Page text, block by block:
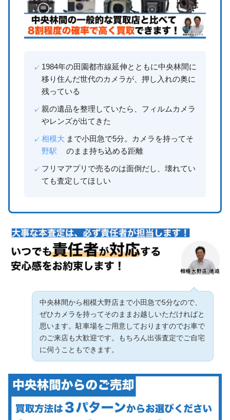
1984年の田園都市線延伸とともに中央林間に
移り住んだ世代のカメラが、押し入れの奥に
残っている
親の遺品を整理していたら、フィルムカメラ
やレンズが出てきた
相模大
野駅
まで小田急で5分。カメラを持ってそ
のまま持ち込める距離
フリマアプリで売るのは面倒だし、壊れてい
ても査定してほしい
中央林間から相模大野店まで小田急で5分なので、
ぜひカメラを持ってそのままお越しいただければと
思います。駐車場をご用意しておりますのでお車で
のご来店も大歓迎です。もちろん出張査定でご自宅
に伺うこともできます。